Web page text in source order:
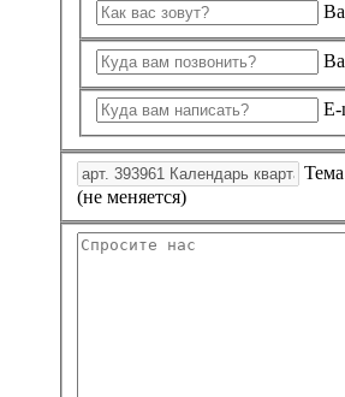
E-
(не меняется)